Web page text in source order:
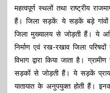
महत्वपूर्ण स्थलों तथा राष्ट्रीय
हैं। जिला सड़कें: ये सड़कें बड़े
जिला मुख्यालय से जोड़ती हैं। ये
निर्माण एवं रख-रखाव जिला परिषदों
विभाग द्वारा किया जाता है।
सड़कों से जोड़ती हैं। ये सड़कें
यातायात के अनुपयुक्त होती हैं।